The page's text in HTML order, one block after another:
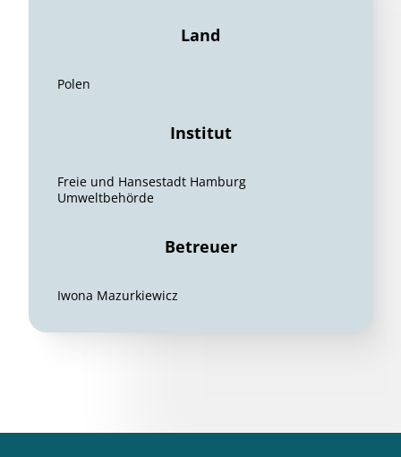
Land
Polen
Institut
Freie und Hansestadt Hamburg
Umweltbehörde
Betreuer
Iwona Mazurkiewicz